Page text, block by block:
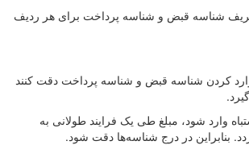
شناسه قبض و شناسه پرداخت برای هر ردیف
وارد کردن شناسه قبض و شناسه پرداخت دقت کنند
وارد شود، مبلغ طی یک فرایند طولانی به
در درج شناسه‌ها دقت شود.